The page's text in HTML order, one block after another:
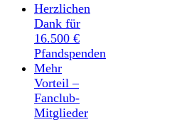
Herzlichen
Dank für
16.500 €
Pfandspenden
Mehr
Vorteil –
Fanclub-
Mitglieder